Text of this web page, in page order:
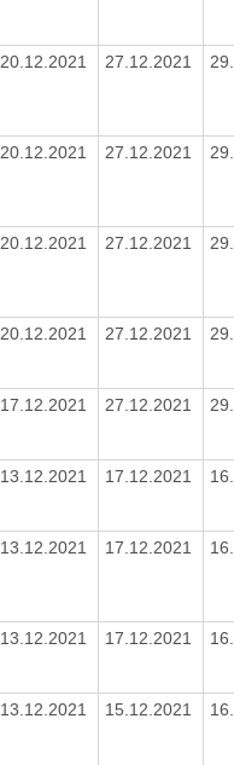
20.12.2021 27.12.2021
20.12.2021 27.12.2021
20.12.2021 27.12.2021
20.12.2021 27.12.2021
17.12.2021 27.12.2021
13.12.2021 17.12.2021
13.12.2021 17.12.2021
13.12.2021 17.12.2021
13.12.2021 15.12.2021